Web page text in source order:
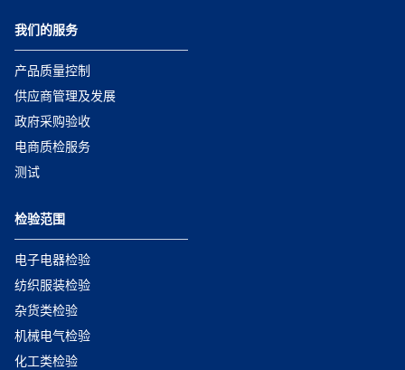
我们的服务
产品质量控制
供应商管理及发展
政府采购验收
电商质检服务
测试
检验范围
电子电器检验
纺织服装检验
杂货类检验
机械电气检验
化工类检验